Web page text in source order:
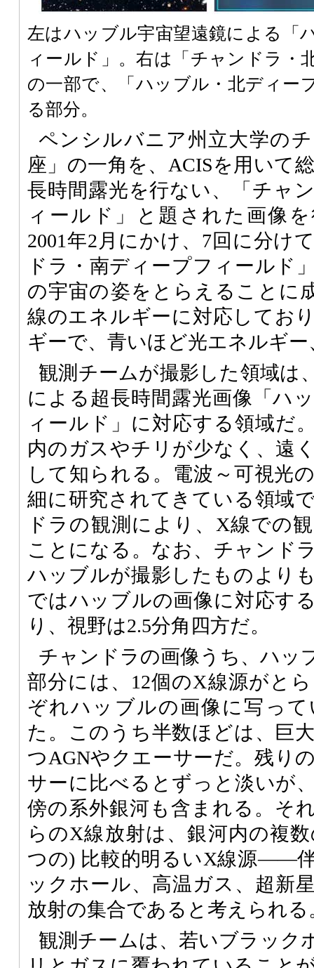
左はハッブル宇宙望遠鏡による「
ィールド」。右は「チャンドラ・
の一部で、「ハッブル・北ディー
る部分。
ペンシルバニア州立大学の
座」の一角を、ACISを用いて
長時間露光を行ない、「チャ
ィールド」と題された画像を
2001年2月にかけ、7回に分け
ドラ・南ディープフィールド
の宇宙の姿をとらえることに
線のエネルギーに対応してお
ギーで、青いほど光エネルギ
観測チームが撮影した領域は
による超長時間露光画像「ハ
ィールド」に対応する領域だ
内のガスやチリが少なく、遠
して知られる。電波～可視光
細に研究されてきている領域
ドラの観測により、X線での
ことになる。なお、チャンド
ハッブルが撮影したものより
ではハッブルの画像に対応す
り、視野は2.5分角四方だ。
チャンドラの画像うち、ハッ
部分には、12個のX線源がと
ぞれハッブルの画像に写っ
た。このうち半数ほどは、巨
つAGNやクエーサーだ。残り
サーに比べるとずっと淡いが
傍の系外銀河も含まれる。そ
らのX線放射は、銀河内の複
つの) 比較的明るいX線源――
ックホール、高温ガス、超
放射の集合であると考えられる
観測チームは、若いブラック